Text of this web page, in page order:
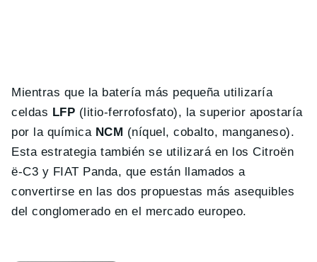
Mientras que la batería más pequeña utilizaría
celdas LFP (litio-ferrofosfato), la superior apostaría
por la química NCM (níquel, cobalto, manganeso).
Esta estrategia también se utilizará en los Citroën
ë-C3 y FIAT Panda, que están llamados a
convertirse en las dos propuestas más asequibles
del conglomerado en el mercado europeo.